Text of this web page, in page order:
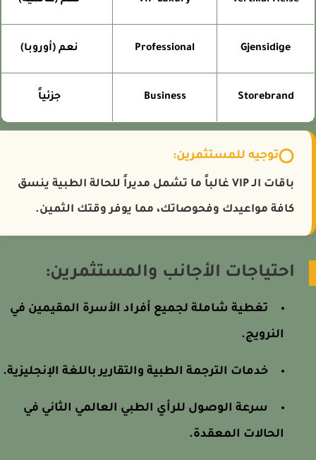
Gjensidige
Professional نعم (أوروبا)
Storebrand
Business جزئياً
توجيه للمستثمرين:
باقات الـ VIP غالباً ما تشمل مديراً للحالة الطبية ينسق
كافة مواعيدك وفحوصاتك، مما يوفر وقتك الثمين.
احتياجات الأجانب والمستثمرين:
تغطية شاملة لجميع أفراد الأسرة المقيمين في
النرويج.
خدمات الترجمة الطبية والتقارير باللغة الإنجليزية.
سرعة الوصول للرأي الطبي العالمي الثاني في
الحالات المعقدة.